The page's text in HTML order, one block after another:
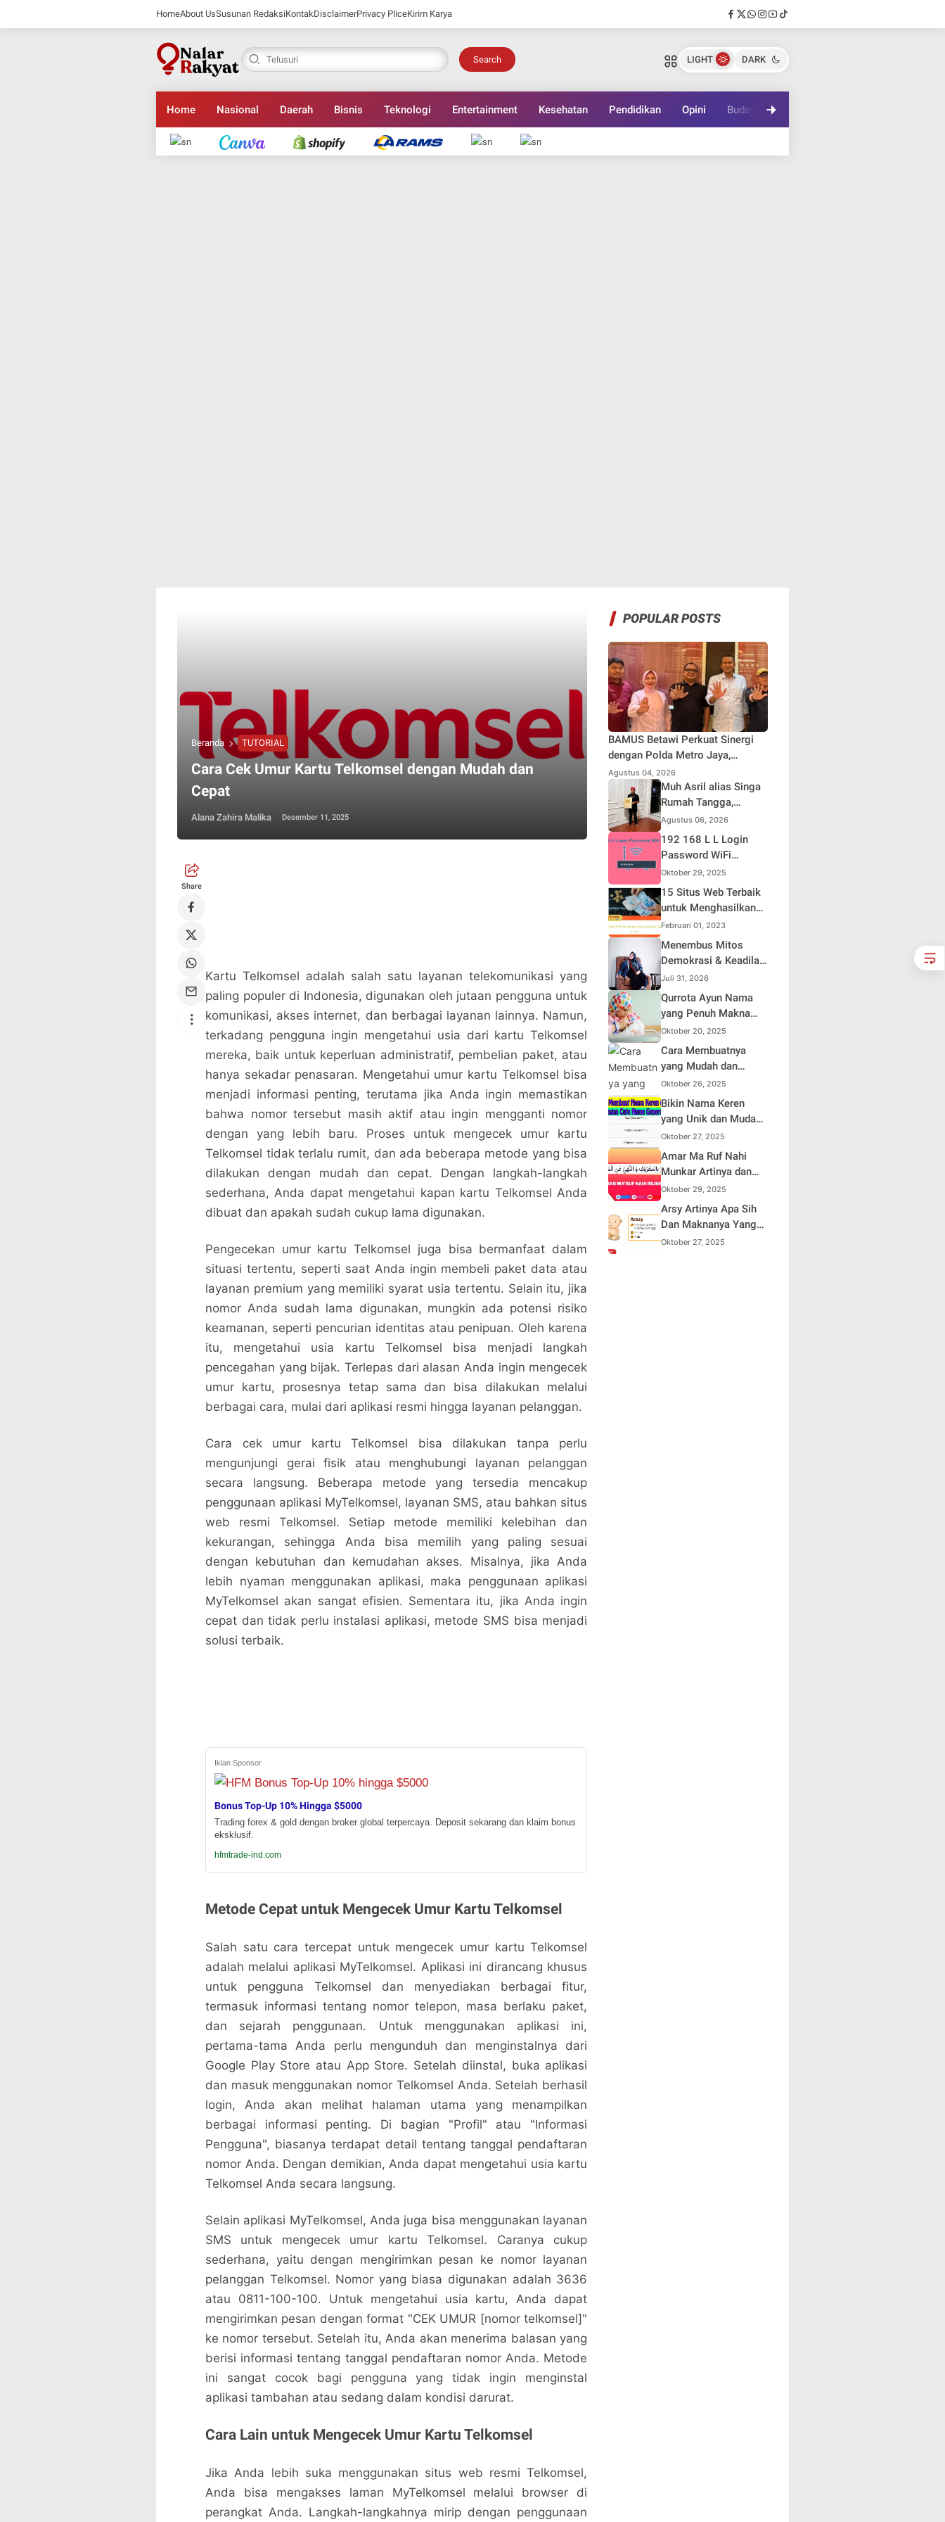
HomeAbout UsSusunan RedaksiKontakDisclaimerPrivacy PliceKirim Karya
Search LIGHT DARK
Home Nasional Daerah Bisnis Teknologi Entertainment Kesehatan Pendidikan Opini Budaya
Beranda TUTORIAL
Cara Cek Umur Kartu Telkomsel dengan Mudah dan
Cepat
Alana Zahira Malika Desember 11, 2025
Share
Cara Cek Umur Kartu Telkomsel dengan Mudah dan
Nalarrakyat.com - Media Kritis
Bagikan ke media lain
Kartu Telkomsel adalah salah satu layanan telekomunikasi yang
paling populer di Indonesia, digunakan oleh jutaan pengguna untuk
komunikasi, akses internet, dan berbagai layanan lainnya. Namun,
terkadang pengguna ingin mengetahui usia dari kartu Telkomsel
mereka, baik untuk keperluan administratif, pembelian paket, atau
hanya sekadar penasaran. Mengetahui umur kartu Telkomsel bisa
menjadi informasi penting, terutama jika Anda ingin memastikan
bahwa nomor tersebut masih aktif atau ingin mengganti nomor
dengan yang lebih baru. Proses untuk mengecek umur kartu
Telkomsel tidak terlalu rumit, dan ada beberapa metode yang bisa
dilakukan dengan mudah dan cepat. Dengan langkah-langkah
sederhana, Anda dapat mengetahui kapan kartu Telkomsel Anda
dibuat dan apakah sudah cukup lama digunakan.
Pengecekan umur kartu Telkomsel juga bisa bermanfaat dalam
situasi tertentu, seperti saat Anda ingin membeli paket data atau
layanan premium yang memiliki syarat usia tertentu. Selain itu, jika
nomor Anda sudah lama digunakan, mungkin ada potensi risiko
keamanan, seperti pencurian identitas atau penipuan. Oleh karena
itu, mengetahui usia kartu Telkomsel bisa menjadi langkah
pencegahan yang bijak. Terlepas dari alasan Anda ingin mengecek
umur kartu, prosesnya tetap sama dan bisa dilakukan melalui
berbagai cara, mulai dari aplikasi resmi hingga layanan pelanggan.
Cara cek umur kartu Telkomsel bisa dilakukan tanpa perlu
mengunjungi gerai fisik atau menghubungi layanan pelanggan
secara langsung. Beberapa metode yang tersedia mencakup
penggunaan aplikasi MyTelkomsel, layanan SMS, atau bahkan situs
web resmi Telkomsel. Setiap metode memiliki kelebihan dan
kekurangan, sehingga Anda bisa memilih yang paling sesuai
dengan kebutuhan dan kemudahan akses. Misalnya, jika Anda
lebih nyaman menggunakan aplikasi, maka penggunaan aplikasi
MyTelkomsel akan sangat efisien. Sementara itu, jika Anda ingin
cepat dan tidak perlu instalasi aplikasi, metode SMS bisa menjadi
solusi terbaik.
Iklan Sponsor
Bonus Top-Up 10% Hingga $5000
Trading forex & gold dengan broker global terpercaya. Deposit sekarang dan klaim bonus
eksklusif.
hfmtrade-ind.com
Metode Cepat untuk Mengecek Umur Kartu Telkomsel
Salah satu cara tercepat untuk mengecek umur kartu Telkomsel
adalah melalui aplikasi MyTelkomsel. Aplikasi ini dirancang khusus
untuk pengguna Telkomsel dan menyediakan berbagai fitur,
termasuk informasi tentang nomor telepon, masa berlaku paket,
dan sejarah penggunaan. Untuk menggunakan aplikasi ini,
pertama-tama Anda perlu mengunduh dan menginstalnya dari
Google Play Store atau App Store. Setelah diinstal, buka aplikasi
dan masuk menggunakan nomor Telkomsel Anda. Setelah berhasil
login, Anda akan melihat halaman utama yang menampilkan
berbagai informasi penting. Di bagian "Profil" atau "Informasi
Pengguna", biasanya terdapat detail tentang tanggal pendaftaran
nomor Anda. Dengan demikian, Anda dapat mengetahui usia kartu
Telkomsel Anda secara langsung.
Selain aplikasi MyTelkomsel, Anda juga bisa menggunakan layanan
SMS untuk mengecek umur kartu Telkomsel. Caranya cukup
sederhana, yaitu dengan mengirimkan pesan ke nomor layanan
pelanggan Telkomsel. Nomor yang biasa digunakan adalah 3636
atau 0811-100-100. Untuk mengetahui usia kartu, Anda dapat
mengirimkan pesan dengan format "CEK UMUR [nomor telkomsel]"
ke nomor tersebut. Setelah itu, Anda akan menerima balasan yang
berisi informasi tentang tanggal pendaftaran nomor Anda. Metode
ini sangat cocok bagi pengguna yang tidak ingin menginstal
aplikasi tambahan atau sedang dalam kondisi darurat.
Cara Lain untuk Mengecek Umur Kartu Telkomsel
Jika Anda lebih suka menggunakan situs web resmi Telkomsel,
Anda bisa mengakses laman MyTelkomsel melalui browser di
perangkat Anda. Langkah-langkahnya mirip dengan penggunaan
Cara Cek Umur Kartu Telkomsel dengan Mudah dan
Nalarrakyat.com - Media Kritis
Bagikan ke media lain
POPULAR POSTS
BAMUS Betawi Perkuat Sinergi
dengan Polda Metro Jaya,
Tegaskan Komitmen Menjaga
Jakarta Aman, Damai, dan
Kondusif Jelang HUT ke-81
Republik Indonesia
Agustus 04, 2026
Muh Asril alias Singa
Rumah Tangga,
Kreator Kocak yang
Jago Bikin Kisah
Suami Takut Istri Jadi
Agustus 06, 2026
192 168 L L Login
Password WiFi
Indihome Terbaru
2025
Oktober 29, 2025
15 Situs Web Terbaik
untuk Menghasilkan
Uang Online
Februari 01, 2023
Menembus Mitos
Demokrasi & Keadilan
Sosial: Adv. Fara
Fariha Rodliyana
Soroti Distorsi
Simpati Publik dan
Aksi Main Hakim
Sendiri
Juli 31, 2026
Qurrota Ayun Nama
yang Penuh Makna
dalam Kehidupan
Muslim Indonesia
Oktober 20, 2025
Cara Membuatnya
yang Mudah dan
Efisien untuk Pemula
Oktober 26, 2025
Bikin Nama Keren
yang Unik dan Mudah
Dihafal
Oktober 27, 2025
Amar Ma Ruf Nahi
Munkar Artinya dan
Maknanya dalam
Islam
Oktober 29, 2025
Arsy Artinya Apa Sih
Dan Maknanya Yang
Mendalam
Oktober 27, 2025